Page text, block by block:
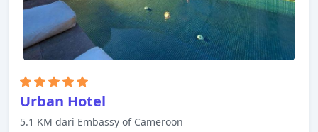
Urban Hotel
5.1 KM dari Embassy of Cameroon